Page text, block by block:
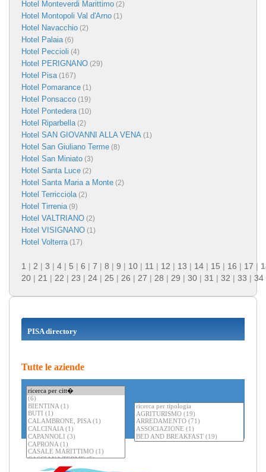
Hotel Monteverdi Marittimo (2)
Hotel Montopoli Val d'Arno (1)
Hotel Navacchio (2)
Hotel Palaia(6)
Hotel Peccioli (4)
Hotel PERIGNANO (29)
Hotel Pisa(167)
Hotel Pomarance (1)
Hotel Ponsacco (19)
Hotel Pontedera(10)
Hotel Riparbella(2)
Hotel SAN GIOVANNI ALLA VENA (1)
Hotel San Giuliano Terme (8)
Hotel San Miniato (3)
Hotel Santa Luce (2)
Hotel Santa Maria a Monte (2)
Hotel Terricciola(2)
Hotel Tirrenia(9)
Hotel VALTRIANO (2)
Hotel VISIGNANO (1)
Hotel Volterra(17)
1 | 2 | 3 | 4 | 5 | 6 | 7 | 8 | 9 | 10 | 11 | 12 | 13 | 14 | 15 | 16 | 17 |
20 | 21 | 22 | 23 | 24 | 25 | 26 | 27 | 28 | 29 | 30 | 31 | 32 | 33 | 34
PISA directory
Tutte le aziende